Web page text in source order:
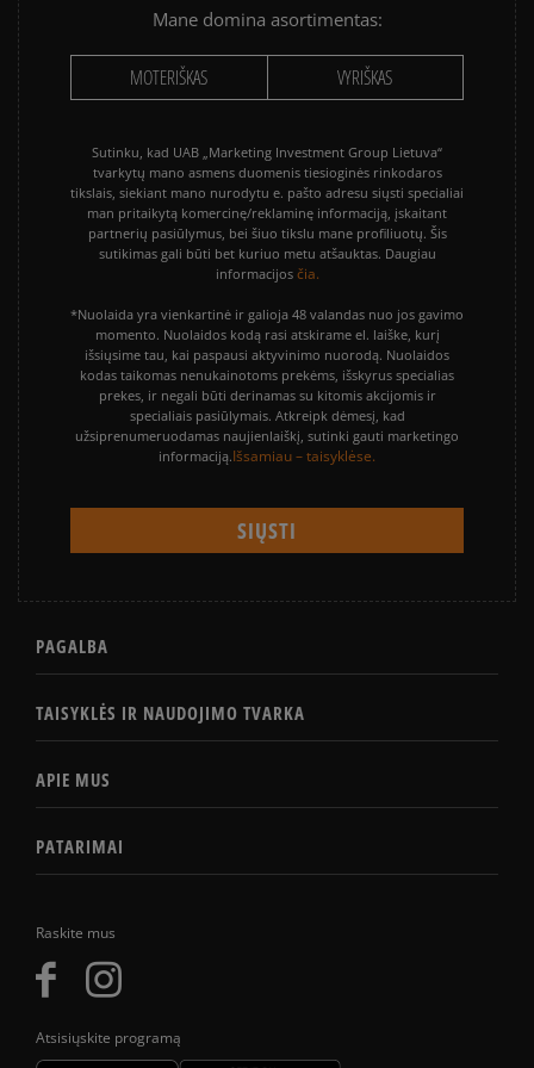
Raskite mus
Atsisiųskite programą
Mane domina asortimentas:
MOTERIŠKAS VYRIŠKAS
Sutinku, kad UAB „Marketing Investment Group Lietuva“
tvarkytų mano asmens duomenis tiesioginės rinkodaros
tikslais, siekiant mano nurodytu e. pašto adresu siųsti specialiai
man pritaikytą komercinę/reklaminę informaciją, įskaitant
partnerių pasiūlymus, bei šiuo tikslu mane profiliuotų. Šis
sutikimas gali būti bet kuriuo metu atšauktas. Daugiau
informacijos čia.
*Nuolaida yra vienkartinė ir galioja 48 valandas nuo jos gavimo
momento. Nuolaidos kodą rasi atskirame el. laiške, kurį
išsiųsime tau, kai paspausi aktyvinimo nuorodą. Nuolaidos
kodas taikomas nenukainotoms prekėms, išskyrus specialias
prekes, ir negali būti derinamas su kitomis akcijomis ir
specialiais pasiūlymais. Atkreipk dėmesį, kad
užsiprenumeruodamas naujienlaiškį, sutinki gauti marketingo
informaciją.Išsamiau – taisyklėse.
PAGALBA
TAISYKLĖS IR NAUDOJIMO TVARKA
APIE MUS
PATARIMAI